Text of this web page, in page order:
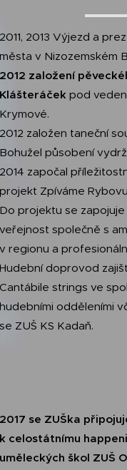
2011, 2013 Výjezd a
města v Nizozemském
2012 založení
Klášteráček pod
Krymové.
2012 založen taneční
Bohužel působení
2014 započal
projekt Zpíváme
Do projektu se zapojuje
veřejnost společně s
v regionu a
Hudební doprovod
Cantábile strings ve
hudebními odděleními
se ZUŠ KS Kadaň.
2017 se ZUŠka
k celostátnímu
uměleckých škol ZUŠ